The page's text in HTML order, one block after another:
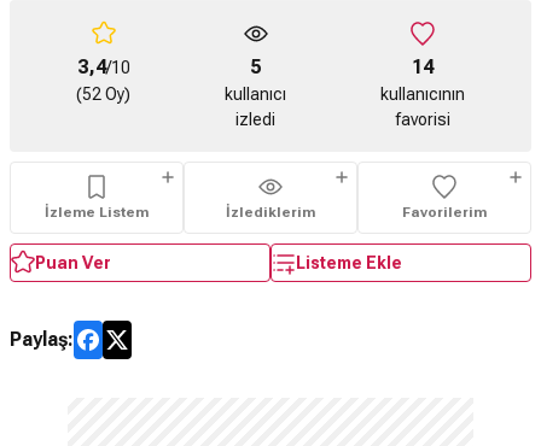
3,4/10
(52 Oy)
5
kullanıcı
izledi
14
kullanıcının
favorisi
İzleme Listem İzlediklerim Favorilerim
Puan Ver Listeme Ekle
Paylaş: